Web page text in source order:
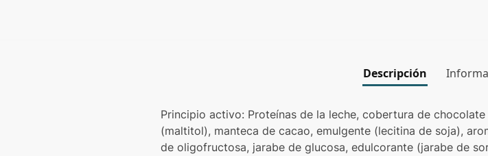
Descripción
Principio activo: Proteínas de la leche, cobertura de
(maltitol), manteca de cacao, emulgente (lecitina de soja),
de oligofructosa, jarabe de glucosa, edulcorante (jarabe de